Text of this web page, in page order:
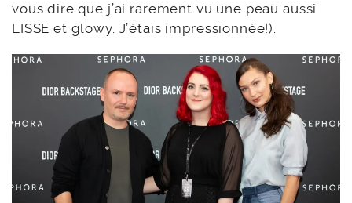
vous dire que j’ai rarement vu une peau aussi
LISSE et glowy. J’étais impressionnée!).